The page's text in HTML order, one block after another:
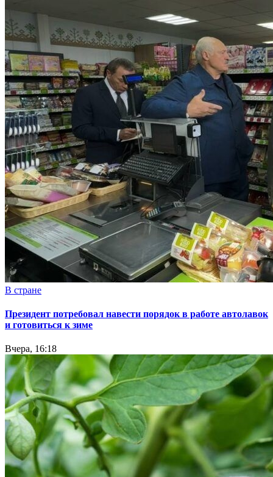
В стране
Президент потребовал навести порядок в работе автолавок
и готовиться к зиме
Вчера, 16:18